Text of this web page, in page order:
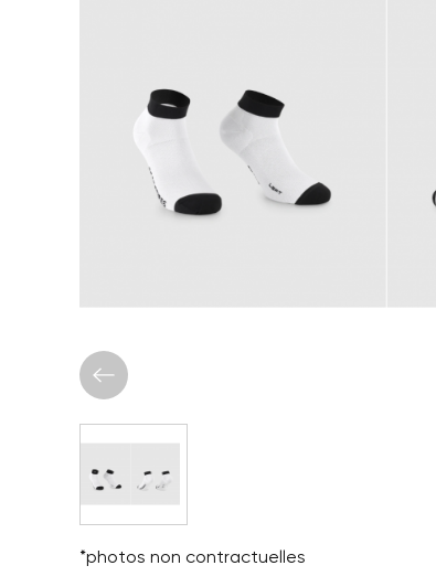
*photos non contractuelles